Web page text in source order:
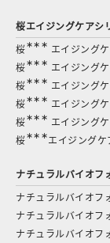
桜エイジングケアシ
桜∗∗∗ エイジング
桜∗∗∗ エイジング
桜∗∗∗ エイジング
桜∗∗∗ エイジング
桜∗∗∗ エイジング
桜∗∗∗エイジングケ
ナチュラルバイオフ
ナチュラルバイオフ
ナチュラルバイオフ
ナチュラルバイオフ